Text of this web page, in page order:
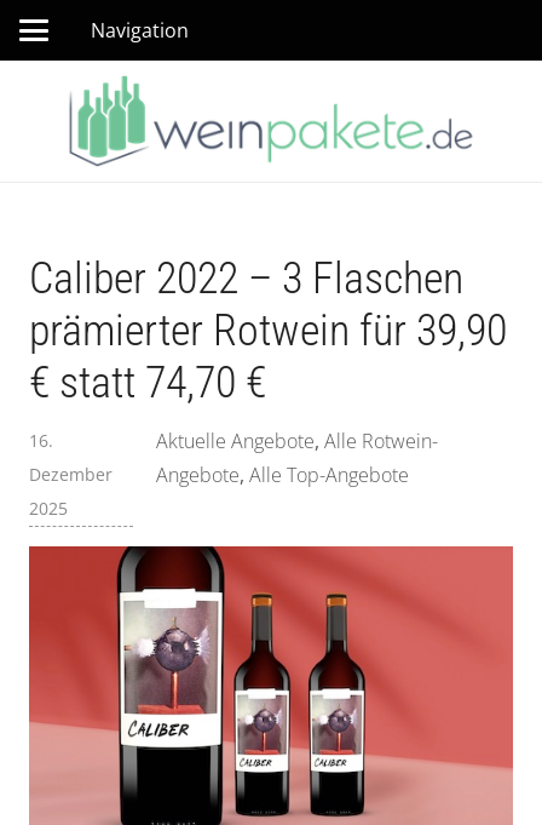
Navigation
Caliber 2022 – 3 Flaschen
prämierter Rotwein für 39,90
€ statt 74,70 €
16.
Dezember
2025
Aktuelle Angebote,Alle Rotwein-
Angebote,Alle Top-Angebote